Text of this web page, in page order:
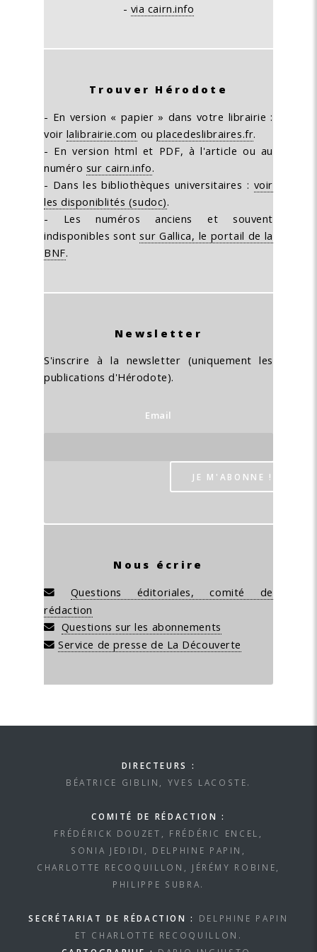
- via cairn.info
Trouver Hérodote
- En version « papier » dans votre librairie :
voir lalibrairie.com ouplacedeslibraires.fr.
- En version html et PDF, à l'article ou au
numéro sur cairn.info.
- Dans les bibliothèques universitaires : voir
les disponiblités (sudoc).
- Les numéros anciens et souvent
indisponibles sontsur Gallica, le portail de la
BNF.
Newsletter
S'inscrire à la newsletter (uniquement les
publications d'Hérodote).
Email
Nous écrire
Questions éditoriales, comité de
rédaction
Questions sur les abonnements
Service de presse de La Découverte
DIRECTEURS :
BÉATRICE GIBLIN, YVES LACOSTE.
COMITÉ DE RÉDACTION :
FRÉDÉRICK DOUZET, FRÉDÉRIC ENCEL,
SONIA JEDIDI, DELPHINE PAPIN,
CHARLOTTE RECOQUILLON, JÉRÉMY ROBINE,
PHILIPPE SUBRA.
SECRÉTARIAT DE RÉDACTION :
DELPHINE PAPIN
ET CHARLOTTE RECOQUILLON.